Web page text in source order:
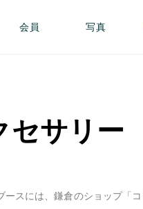
会員 写真
セサリー
ースには、鎌倉のショップ「